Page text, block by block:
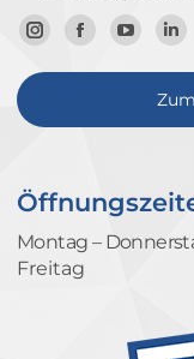
Zum
Instagram-
Zur
Facebook-
Zum
Kanal
Montag –
Freitag